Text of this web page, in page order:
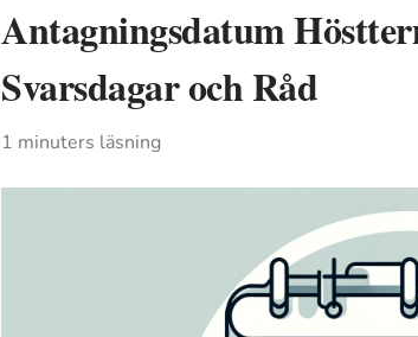
Antagningsdatum
Svarsdagar och Råd
1 minuters läsning